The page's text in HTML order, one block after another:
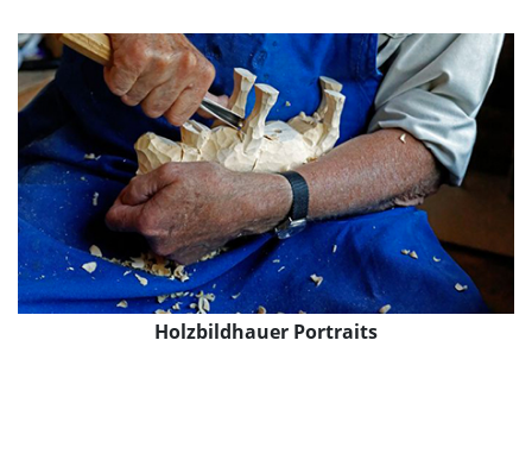
Holzbildhauer Portraits